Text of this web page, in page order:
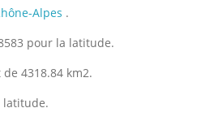
Alpes .
pour la latitude.
4318.84 km2.
latitude.